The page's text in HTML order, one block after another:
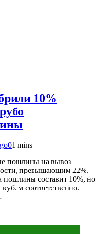
10%
01 mins
пошлины на вывоз
превышающим 22%.
пошлины составит 10%, но
м соответственно.